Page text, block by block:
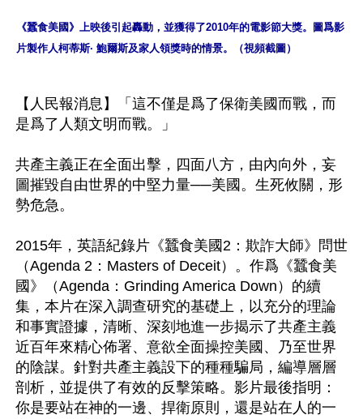
《蠶食美國》上映後引起轟動，並獲得了2010年的電影節大獎。圖爲影
片製作人柯蒂斯· 鮑爾斯及家人領獎時的情景。（視頻截圖）
【人民報消息】「這不僅是爲了保衛美國而戰，而
是爲了人類文明而戰。」
共產主義正在全面出擊，四面八方，由內向外，妄
圖摧毀自由世界的中堅力量──美國。生死攸關，形
勢危急。
2015年，英語紀錄片《蠶食美國2：欺詐大師》問世
（Agenda 2：Masters of Deceit）。作爲《蠶食美
國》（Agenda：Grinding America Down）的續
集，本片在深入調查研究的基礎上，以充分的理論
和事實證據，清晰、深刻地進一步揭示了共產主義
近百年來精心佈署、意欲全面操控美國、乃至世界
的陰謀。針對共產主義設下的種種騙局，編導層層
剖析，並提供了有效的反擊策略。影片最後指明：
你是要站在神的一邊、捍衛原則，還是站在人的一